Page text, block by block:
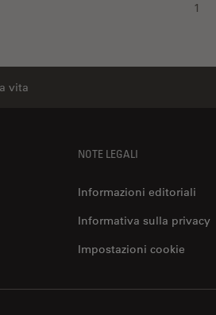
1
vita
NOTE LEGALI
Informazioni editoriali
Informativa sulla privacy
Impostazioni cookie